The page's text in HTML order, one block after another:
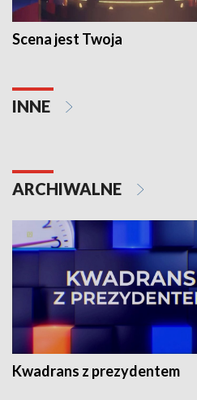
Scena jest Twoja
INNE
ARCHIWALNE
Kwadrans z prezydentem